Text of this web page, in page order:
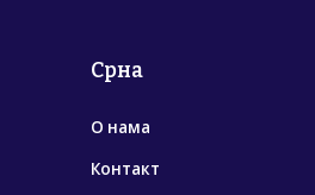
Срна
О нама
Контакт